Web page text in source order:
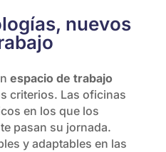
nuevos
espacio de trabajo
criterios. Las oficinas
en los que los
pasan su jornada.
y adaptables en las